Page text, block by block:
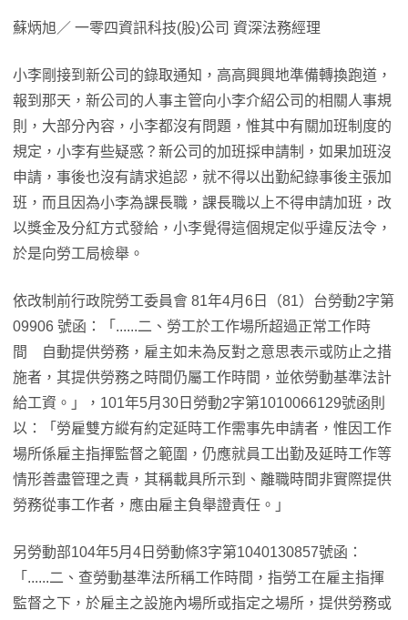
蘇炳旭／ 一零四資訊科技(股)公司 資深法務經理
小李剛接到新公司的錄取通知，高高興興地準備轉換跑道，
報到那天，新公司的人事主管向小李介紹公司的相關人事規
則，大部分內容，小李都沒有問題，惟其中有關加班制度的
規定，小李有些疑惑？新公司的加班採申請制，如果加班沒
申請，事後也沒有請求追認，就不得以出勤紀錄事後主張加
班，而且因為小李為課長職，課長職以上不得申請加班，改
以獎金及分紅方式發給，小李覺得這個規定似乎違反法令，
於是向勞工局檢舉。
依改制前行政院勞工委員會 81年4月6日（81）台勞動2字第
09906 號函：「......二、勞工於工作場所超過正常工作時
間 自動提供勞務，雇主如未為反對之意思表示或防止之措
施者，其提供勞務之時間仍屬工作時間，並依勞動基準法計
給工資。」，101年5月30日勞動2字第1010066129號函則
以：「勞雇雙方縱有約定延時工作需事先申請者，惟因工作
場所係雇主指揮監督之範圍，仍應就員工出勤及延時工作等
情形善盡管理之責，其稱載具所示到、離職時間非實際提供
勞務從事工作者，應由雇主負舉證責任。」
另勞動部104年5月4日勞動條3字第1040130857號函：
「......二、查勞動基準法所稱工作時間，指勞工在雇主指揮
監督之下，於雇主之設施內場所或指定之場所，提供勞務或